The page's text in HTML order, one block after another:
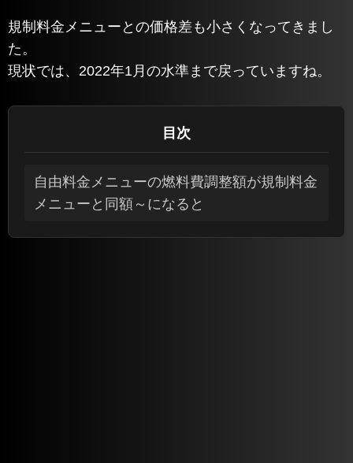
規制料金メニューとの価格差も小さくなってきまし
た。
現状では、2022年1月の水準まで戻っていますね。
目次
自由料金メニューの燃料費調整額が規制料金
メニューと同額～になると